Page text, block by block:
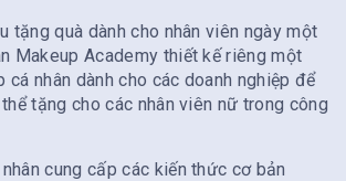
tặng quà dành cho nhân viên ngày một
Makeup Academy thiết kế riêng một
cá nhân dành cho các doanh nghiệp để
tặng cho các nhân viên nữ trong công
cung cấp các kiến thức cơ bản